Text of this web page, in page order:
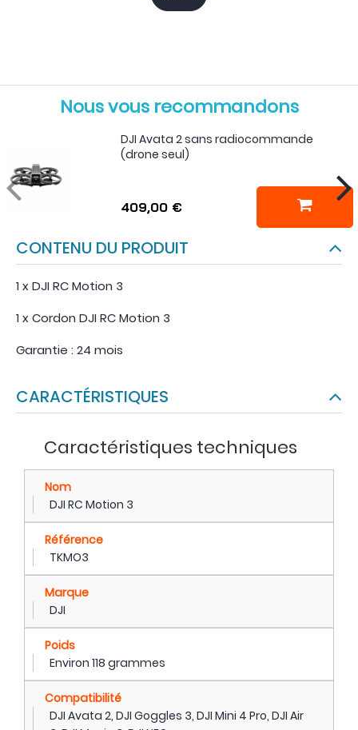
Nous vous recommandons
DJI Avata 2 sans radiocommande
(drone seul)
409,00 €
CONTENU DU PRODUIT
1 x DJI RC Motion 3
1 x Cordon DJI RC Motion 3
Garantie : 24 mois
CARACTÉRISTIQUES
Caractéristiques techniques
Nom
DJI RC Motion 3
Référence
TKMO3
Marque
DJI
Poids
Environ 118 grammes
Compatibilité
DJI Avata 2, DJI Goggles 3, DJI Mini 4 Pro, DJI Air